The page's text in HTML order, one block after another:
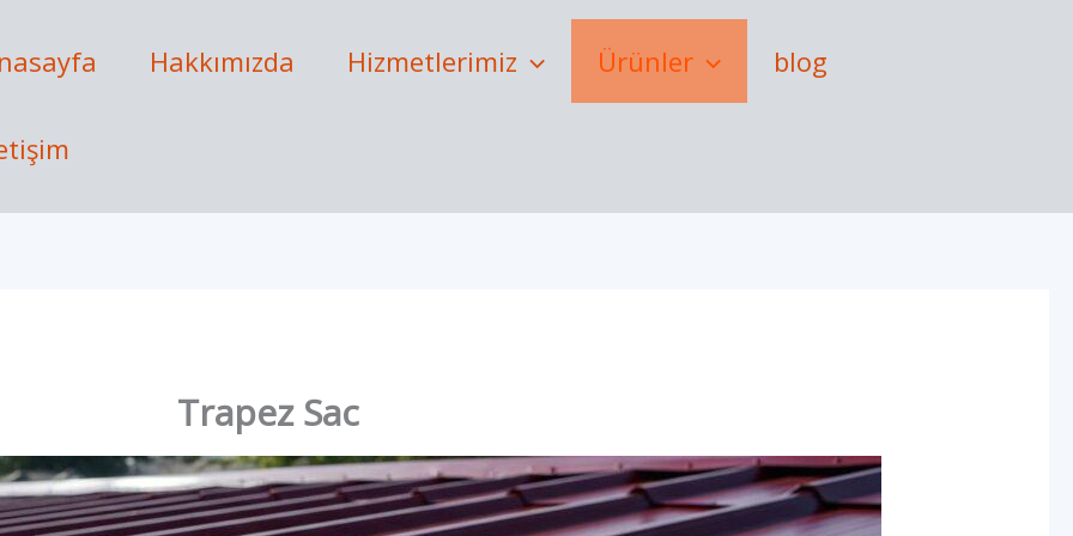
Hakkımızda Hizmetlerimiz Ürünler blog
Trapez Sac